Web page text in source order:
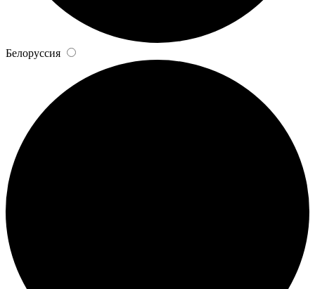
Белоруссия